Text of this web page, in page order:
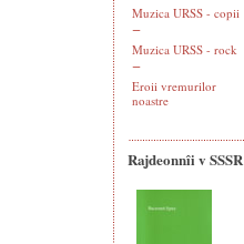
Muzica URSS - copii
Muzica URSS - rock
Eroii vremurilor
noastre
Rajdeonnîi v SSSR